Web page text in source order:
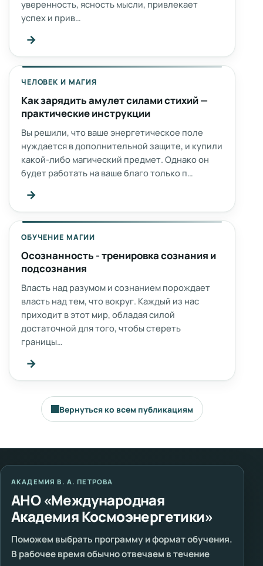
уверенность, ясность мысли, привлекает
успех и прив…
→
ЧЕЛОВЕК И МАГИЯ
Как зарядить амулет силами стихий —
практические инструкции
Вы решили, что ваше энергетическое поле
нуждается в дополнительной защите, и купили
какой-либо магический предмет. Однако он
будет работать на ваше благо только п…
→
ОБУЧЕНИЕ МАГИИ
Осознанность - тренировка сознания и
подсознания
Власть над разумом и сознанием порождает
власть над тем, что вокруг. Каждый из нас
приходит в этот мир, обладая силой
достаточной для того, чтобы стереть
границы…
→
Вернуться ко всем публикациям
АКАДЕМИЯ В. А. ПЕТРОВА
АНО «Международная
Академия Космоэнергетики»
Поможем выбрать программу и формат обучения.
В рабочее время обычно отвечаем в течение